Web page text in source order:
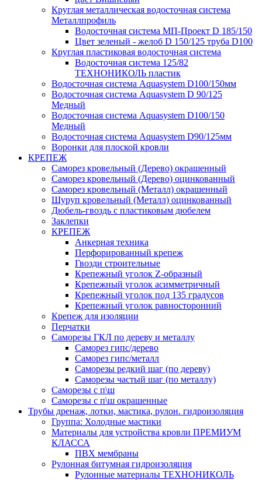
Круглая металлическая водосточная система
Металлпрофиль
Водосточная система МП-Проект D 185/150
Цвет зеленый - желоб D 150/125 труба D100
Круглая пластиковая водосточная система
Водосточная система 125/82
ТЕХНОНИКОЛЬ пластик
Водосточная система Aquasystem D100/150мм
Водосточная система Aquasystem D 90/125
Медный
Водосточная система Aquasystem D100/150
Медный
Водосточная система Aquasystem D90/125мм
Воронки для плоской кровли
КРЕПЕЖ
Саморез кровельный (Дерево) окрашенный
Саморез кровельный (Дерево) оцинкованный
Саморез кровельный (Металл) окрашенный
Шуруп кровельный (Металл) оцинкованный
Дюбель-гвоздь с пластиковым дюбелем
Заклепки
КРЕПЕЖ
Анкерная техника
Перфорированный крепеж
Гвозди строительные
Крепежный уголок Z-образный
Крепежный уголок асимметричный
Крепежный уголок под 135 градусов
Крепежный уголок равносторонний
Крепеж для изоляции
Перчатки
Саморезы ГКЛ по дереву и металлу
Саморез гипс/дерево
Саморез гипс/металл
Саморезы редкий шаг (по дереву)
Саморезы частый шаг (по металлу)
Саморезы с п\ш
Саморезы с п\ш окрашенные
Трубы дренаж, лотки, мастика, рулон. гидроизоляция
Группа: Холодные мастики
Материалы для устройства кровли ПРЕМИУМ
КЛАССА
ПВХ мембраны
Рулонная битумная гидроизоляция
Рулонные материалы ТЕХНОНИКОЛЬ